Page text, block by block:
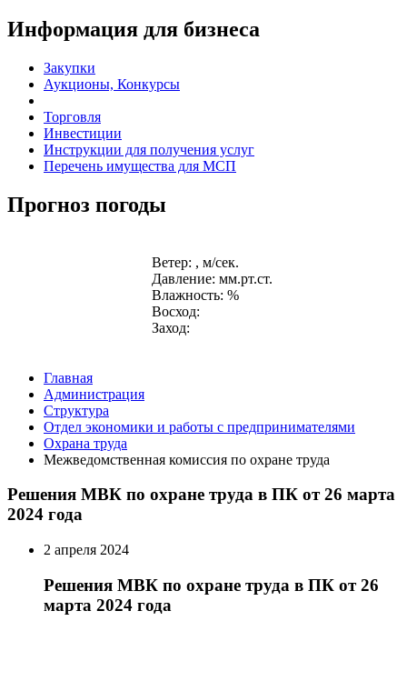
Информация для бизнеса
Закупки
Аукционы, Конкурсы
Торговля
Инвестиции
Инструкции для получения услуг
Перечень имущества для МСП
Прогноз погоды
Ветер: , м/сек.
Давление: мм.рт.ст.
Влажность: %
Восход:
Заход:
Главная
Администрация
Структура
Отдел экономики и работы с предпринимателями
Охрана труда
Межведомственная комиссия по охране труда
Решения МВК по охране труда в ПК от 26 марта
2024 года
2 апреля 2024
Решения МВК по охране труда в ПК от 26
марта 2024 года